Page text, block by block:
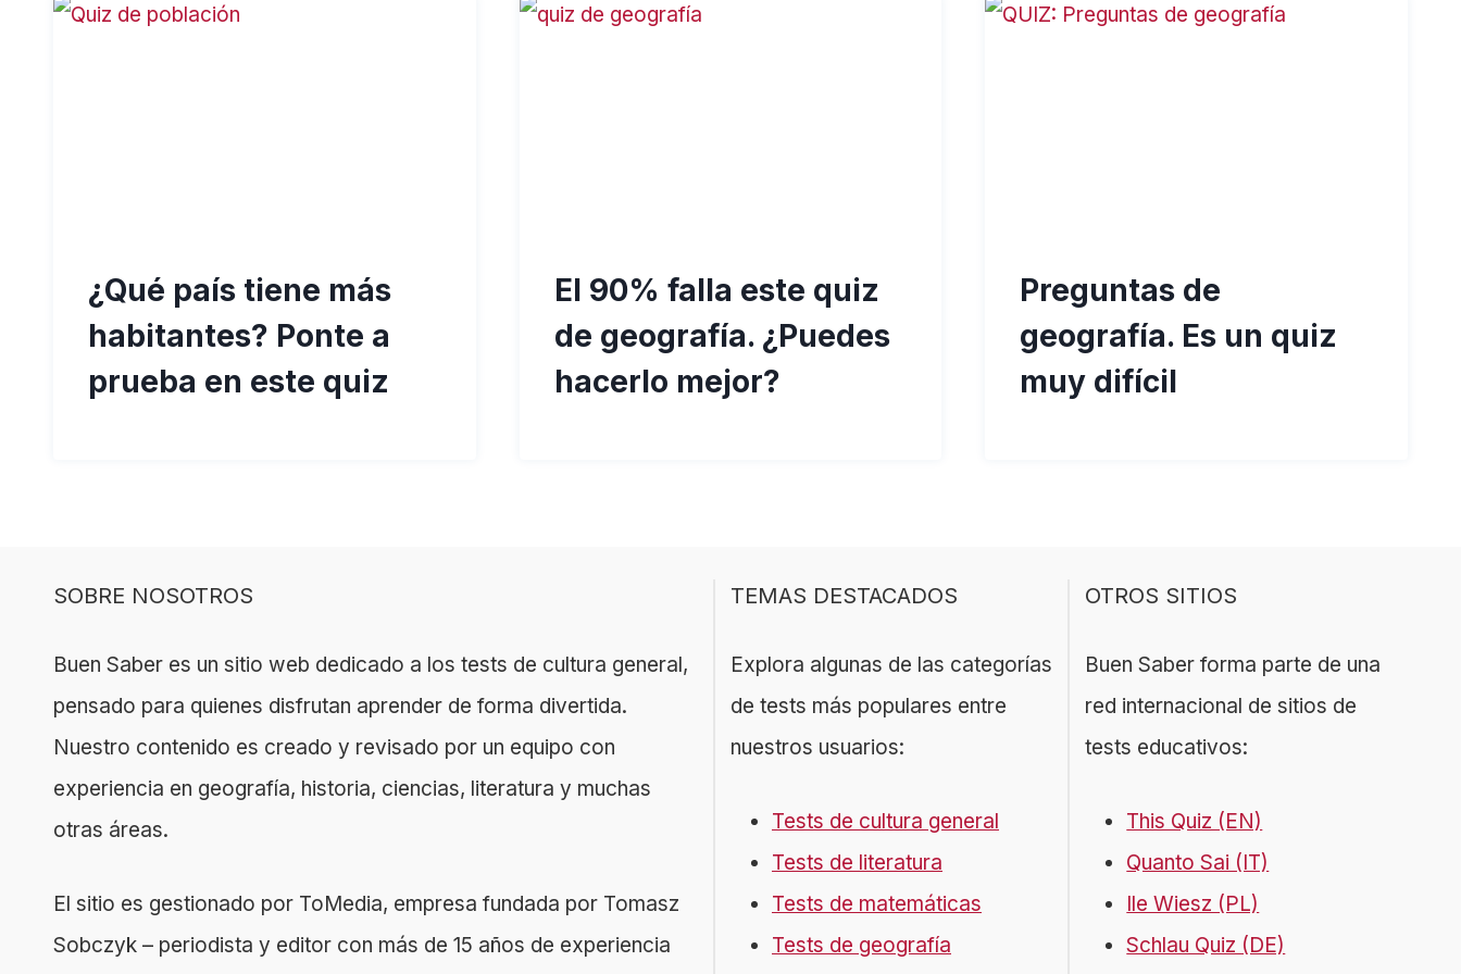
¿Qué país tiene más
habitantes? Ponte a
prueba en este quiz
El 90% falla este quiz
de geografía. ¿Puedes
hacerlo mejor?
Preguntas de
geografía. Es un quiz
muy difícil
SOBRE NOSOTROS
Buen Saber es un sitio web dedicado a los tests de cultura general,
pensado para quienes disfrutan aprender de forma divertida.
Nuestro contenido es creado y revisado por un equipo con
experiencia en geografía, historia, ciencias, literatura y muchas
otras áreas.
El sitio es gestionado por ToMedia, empresa fundada por Tomasz
Sobczyk – periodista y editor con más de 15 años de experiencia
TEMAS DESTACADOS
Explora algunas de las categorías
de tests más populares entre
nuestros usuarios:
Tests de cultura general
Tests de literatura
Tests de matemáticas
Tests de geografía
OTROS SITIOS
Buen Saber forma parte de una
red internacional de sitios de
tests educativos:
This Quiz (EN)
Quanto Sai (IT)
Ile Wiesz (PL)
Schlau Quiz (DE)